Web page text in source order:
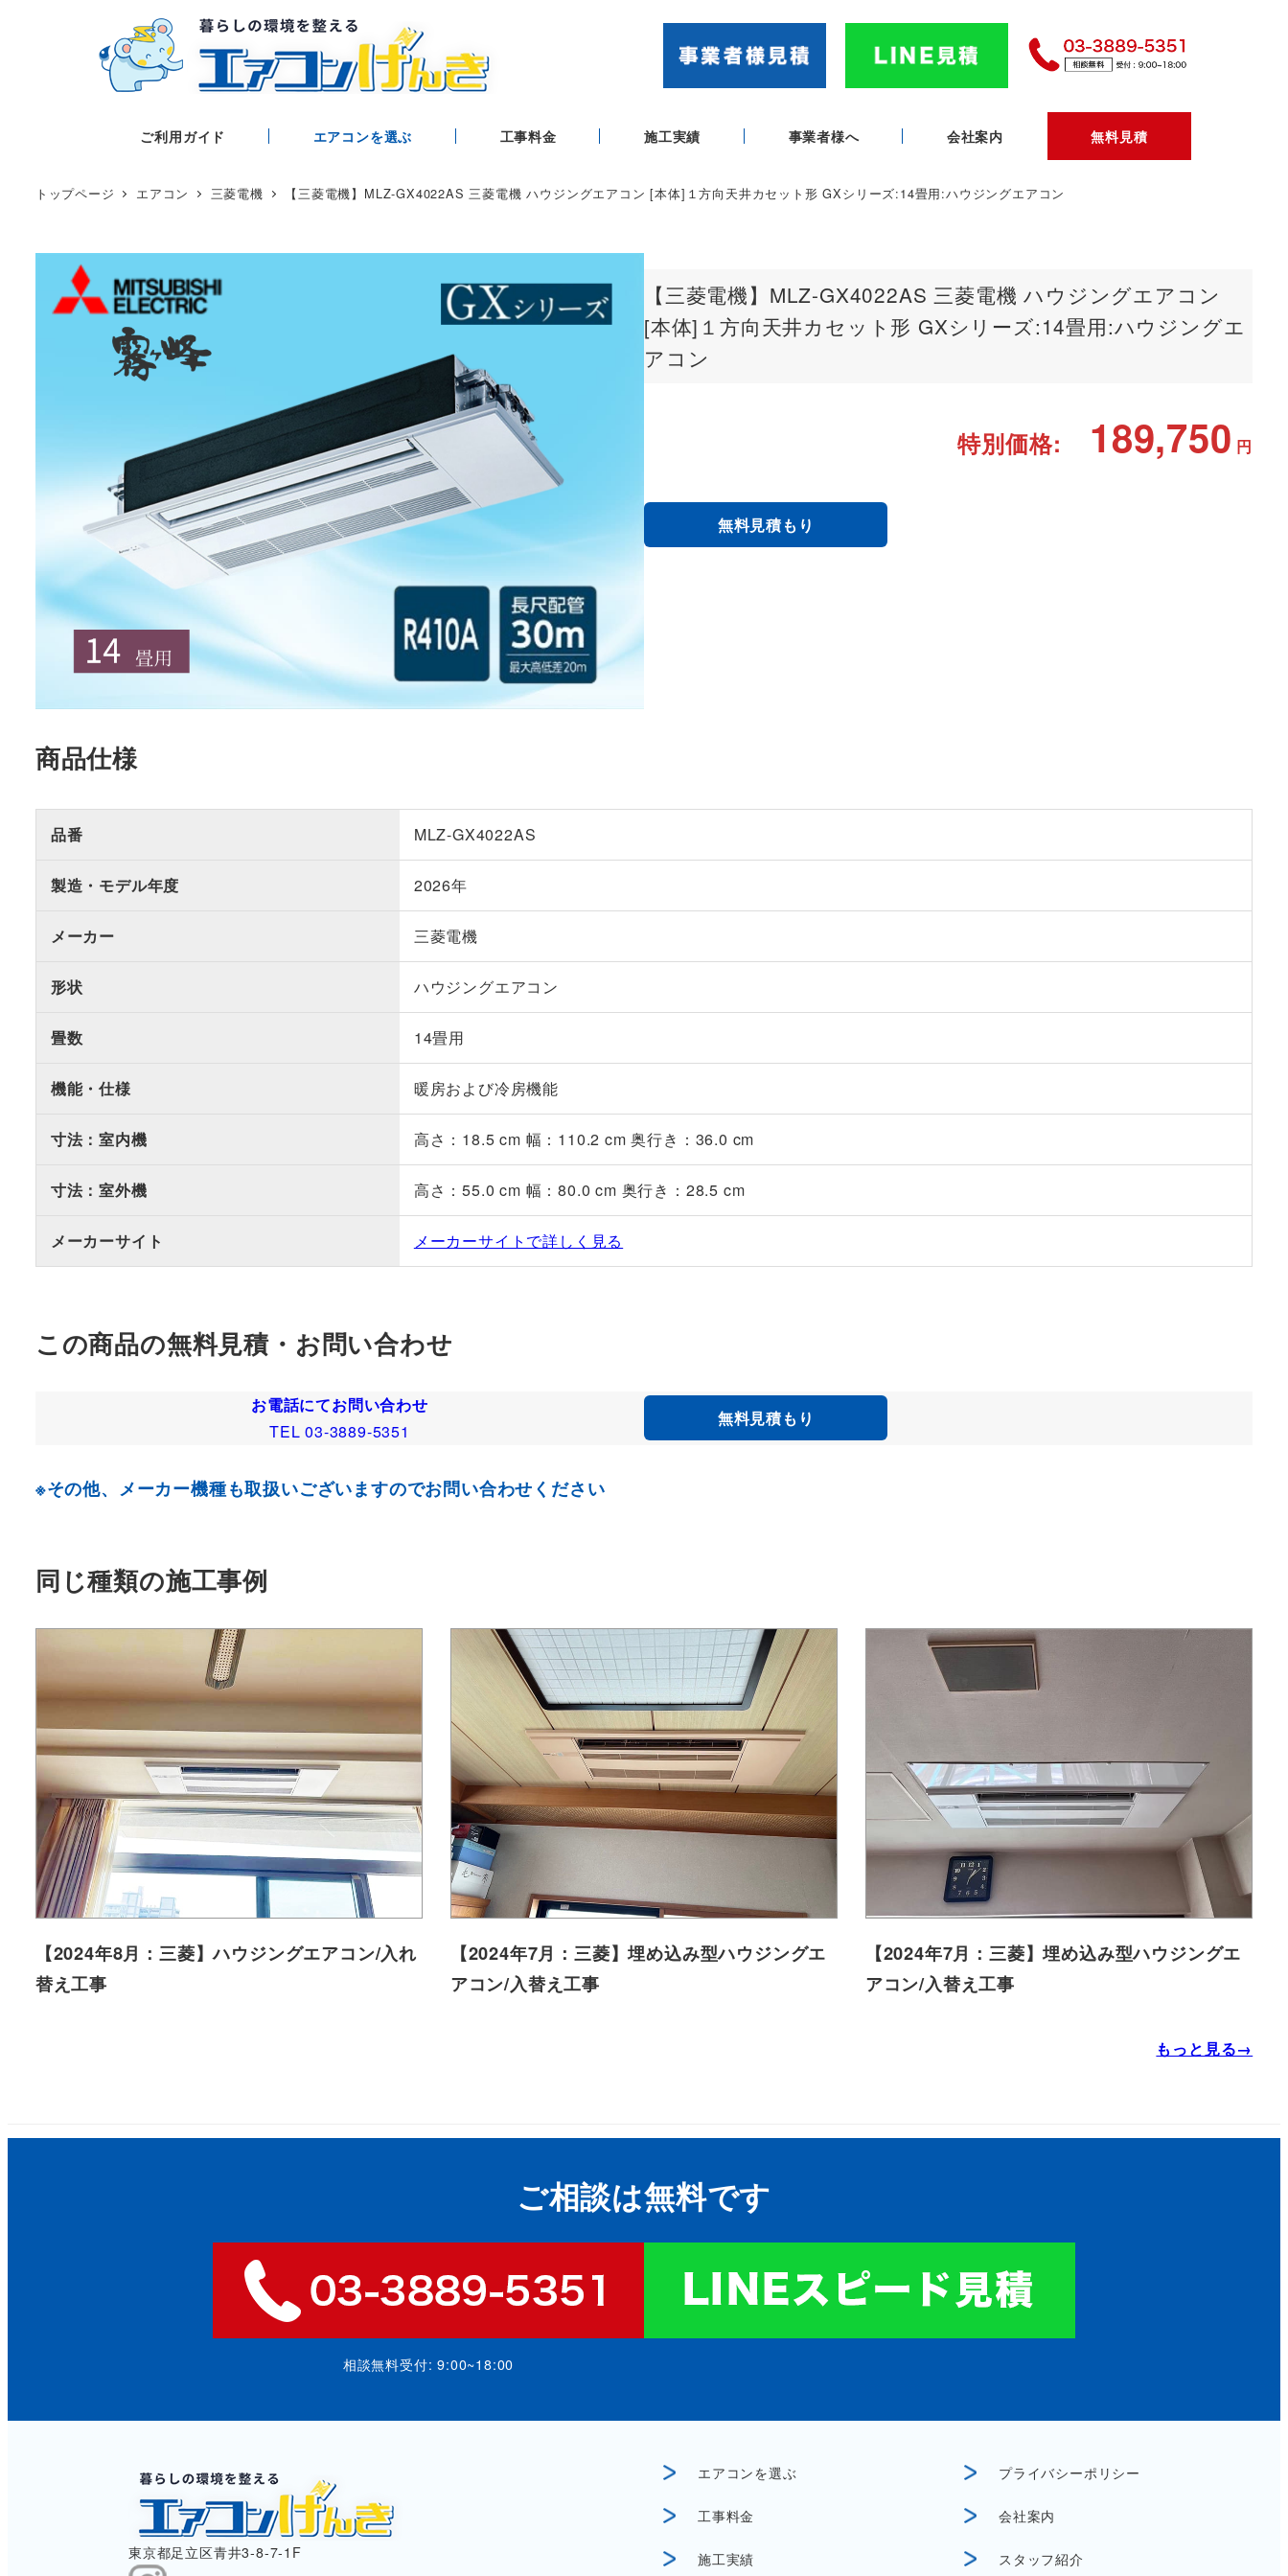
ご利用ガイド エアコンを選ぶ 工事料金 施工実績 事業者様へ 会社案内 無料見積
トップページ エアコン 三菱電機 【三菱電機】MLZ-GX4022AS 三菱電機 ハウジングエアコン [本体]１方向天井カセット形 GXシリーズ:14畳用:ハウジングエアコン
【三菱電機】MLZ-GX4022AS 三菱電機 ハウジングエアコン
[本体]１方向天井カセット形 GXシリーズ:14畳用:ハウジングエ
アコン
特別価格: 189,750 円
無料見積もり
商品仕様
品番 MLZ-GX4022AS
製造・モデル年度 2026年
メーカー 三菱電機
形状 ハウジングエアコン
畳数 14畳用
機能・仕様 暖房および冷房機能
寸法：室内機 高さ：18.5 cm 幅：110.2 cm 奥行き：36.0 cm
寸法：室外機 高さ：55.0 cm 幅：80.0 cm 奥行き：28.5 cm
メーカーサイト メーカーサイトで詳しく見る
この商品の無料見積・お問い合わせ
お電話にてお問い合わせ
TEL 03-3889-5351
無料見積もり
※その他、メーカー機種も取扱いございますのでお問い合わせください
同じ種類の施工事例
【2024年8月：三菱】ハウジングエアコン/入れ
替え工事
【2024年7月：三菱】埋め込み型ハウジングエ
アコン/入替え工事
【2024年7月：三菱】埋め込み型ハウジングエ
アコン/入替え工事
もっと見る→
ご相談は無料です
相談無料受付: 9:00~18:00
東京都足立区青井3-8-7-1F
エアコンを選ぶ
工事料金
施工実績
プライバシーポリシー
会社案内
スタッフ紹介